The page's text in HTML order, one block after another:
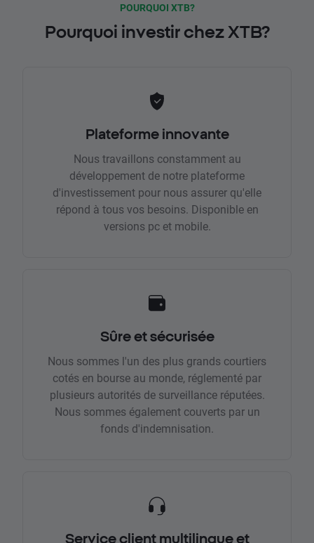
POURQUOI XTB?
Pourquoi investir chez XTB?
Plateforme innovante
Nous travaillons constamment au
développement de notre plateforme
d'investissement pour nous assurer qu'elle
répond à tous vos besoins. Disponible en
versions pc et mobile.
Sûre et sécurisée
Nous sommes l'un des plus grands courtiers
cotés en bourse au monde, réglementé par
plusieurs autorités de surveillance réputées.
Nous sommes également couverts par un
fonds d'indemnisation.
Service client multilingue et